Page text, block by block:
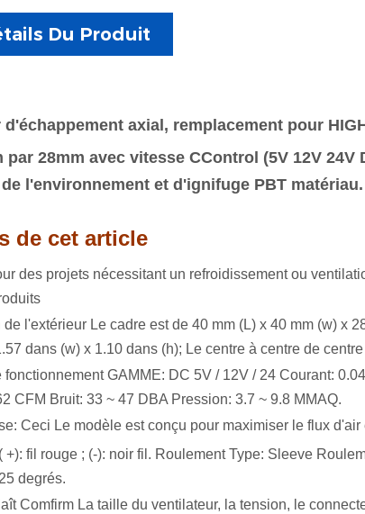
Du Produit
d'échappement axial, remplacement pour
par 28mm avec vitesse CControl (5V 12V 24V
l'environnement et d'ignifuge PBT matériau.
de cet article
des projets nécessitant un refroidissement ou
de l'extérieur Le cadre est de 40 mm (L) x 40 mm (w) x
dans (w) x 1.10 dans (h); Le centre à centre de
fonctionnement GAMME: DC 5V / 12V / 24 Courant:
CFM Bruit: 33 ~ 47 DBA Pression: 3.7 ~ 9.8 MMAQ.
Ceci Le modèle est conçu pour maximiser le flux
+): fil rouge ; (-): noir fil. Roulement Type: Sleeve
degrés.
Comfirm La taille du ventilateur, la tension, le